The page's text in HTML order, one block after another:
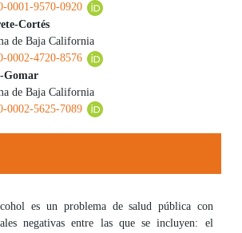
0001-9570-0920
Cortés
de Baja California
0002-4720-8576
Gomar
de Baja California
0002-5625-7089
es un problema de salud pública con
negativas entre las que se incluyen: el